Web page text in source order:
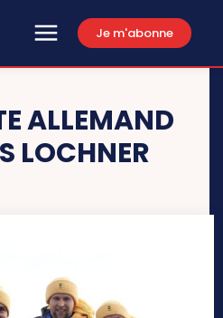
Je m'abonne
ALLEMAND
LOCHNER